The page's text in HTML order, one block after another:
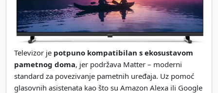
Televizor je potpuno kompatibilan s ekosustavom
pametnog doma, jer podržava Matter – moderni
standard za povezivanje pametnih uređaja. Uz pomoć
glasovnih asistenata kao što su Amazon Alexa ili Google